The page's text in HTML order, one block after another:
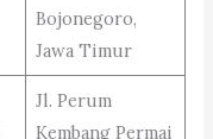
Bojonegoro,
Jawa Timur
Jl. Perum
Kembang Permai